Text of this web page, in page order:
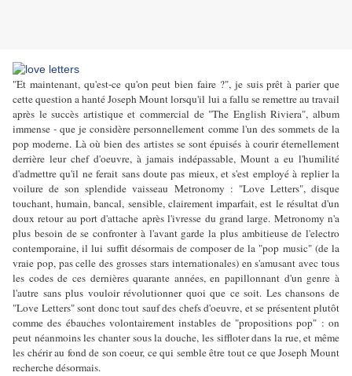
"Et maintenant, qu'est-ce qu'on peut bien faire ?", je suis prêt à parier que
cette question a hanté Joseph Mount lorsqu'il lui a fallu se remettre au travail
après le succès artistique et commercial de "The English Riviera", album
immense - que je considère personnellement comme l'un des sommets de la
pop moderne. Là où bien des artistes se sont épuisés à courir éternellement
derrière leur chef d'oeuvre, à jamais indépassable, Mount a eu l'humilité
d'admettre qu'il ne ferait sans doute pas mieux, et s'est employé à replier la
voilure de son splendide vaisseau Metronomy : "Love Letters", disque
touchant, humain, bancal, sensible, clairement imparfait, est le résultat d'un
doux retour au port d'attache après l'ivresse du grand large. Metronomy n'a
plus besoin de se confronter à l'avant garde la plus ambitieuse de l'electro
contemporaine, il lui suffit désormais de composer de la "pop music" (de la
vraie pop, pas celle des grosses stars internationales) en s'amusant avec tous
les codes de ces dernières quarante années, en papillonnant d'un genre à
l'autre sans plus vouloir révolutionner quoi que ce soit. Les chansons de
"Love Letters" sont donc tout sauf des chefs d'oeuvre, et se présentent plutôt
comme des ébauches volontairement instables de "propositions pop" : on
peut néanmoins les chanter sous la douche, les siffloter dans la rue, et même
les chérir au fond de son coeur, ce qui semble être tout ce que Joseph Mount
recherche désormais.